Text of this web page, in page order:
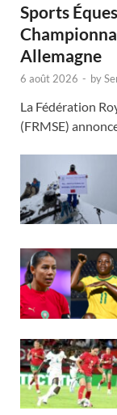
Sports
Allemagne
6 août 2026 - by
La Fédération
(FRMSE)